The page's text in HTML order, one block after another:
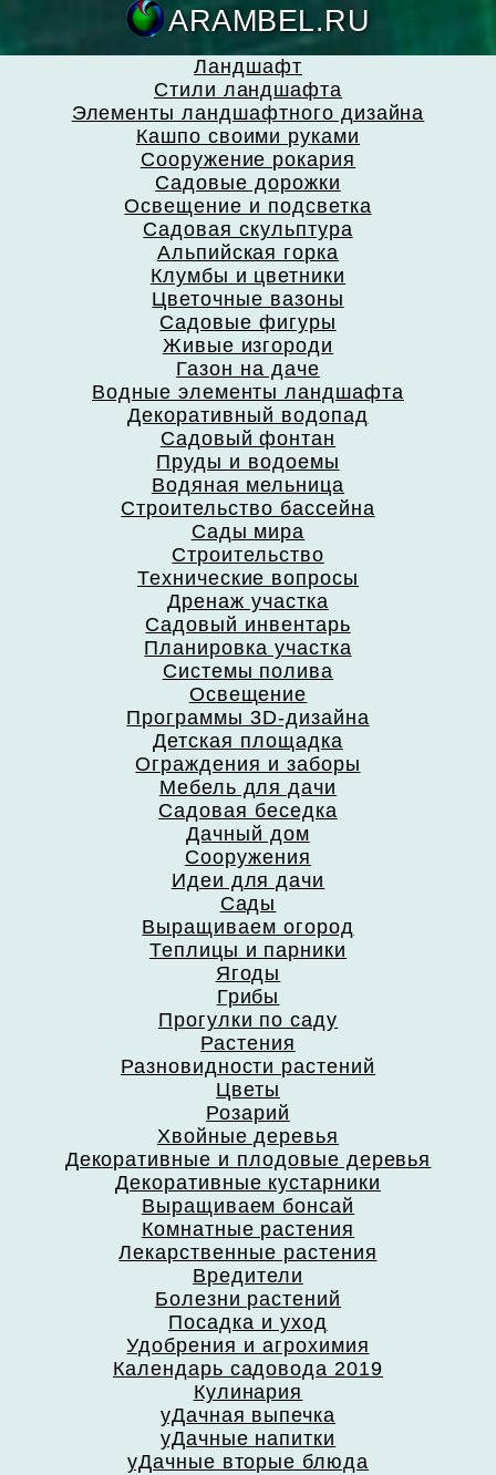
Ландшафт
Стили ландшафта
Элементы ландшафтного дизайна
Кашпо своими руками
Сооружение рокария
Садовые дорожки
Освещение и подсветка
Садовая скульптура
Альпийская горка
Клумбы и цветники
Цветочные вазоны
Садовые фигуры
Живые изгороди
Газон на даче
Водные элементы ландшафта
Декоративный водопад
Садовый фонтан
Пруды и водоемы
Водяная мельница
Строительство бассейна
Сады мира
Строительство
Технические вопросы
Дренаж участка
Садовый инвентарь
Планировка участка
Системы полива
Освещение
Программы 3D-дизайна
Детская площадка
Ограждения и заборы
Мебель для дачи
Садовая беседка
Дачный дом
Сооружения
Идеи для дачи
Сады
Выращиваем огород
Теплицы и парники
Ягоды
Грибы
Прогулки по саду
Растения
Разновидности растений
Цветы
Розарий
Хвойные деревья
Декоративные и плодовые деревья
Декоративные кустарники
Выращиваем бонсай
Комнатные растения
Лекарственные растения
Вредители
Болезни растений
Посадка и уход
Удобрения и агрохимия
Календарь садовода 2019
Кулинария
уДачная выпечка
уДачные напитки
уДачные вторые блюда